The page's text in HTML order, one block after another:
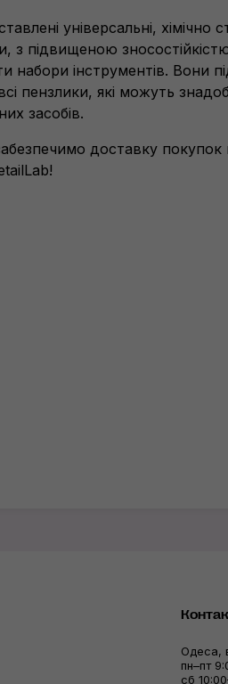
універсальні, хімічно
з підвищеною
набори інструментів. Вони
пензлики, які можуть
засобів.
доставку покупок
Одеса,
пн–пт
сб